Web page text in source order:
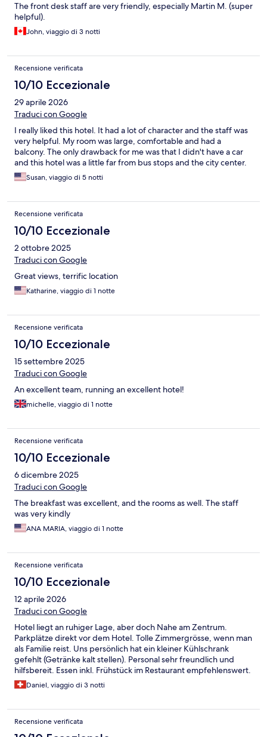
The front desk staff are very friendly, especially Martin M. (super
helpful).
John, viaggio di 3 notti
Recensione verificata
10/10 Eccezionale
29 aprile 2026
Traduci con Google
I really liked this hotel. It had a lot of character and the staff was
very helpful. My room was large, comfortable and had a
balcony. The only drawback for me was that I didn't have a car
and this hotel was a little far from bus stops and the city center.
Susan, viaggio di 5 notti
Recensione verificata
10/10 Eccezionale
2 ottobre 2025
Traduci con Google
Great views, terrific location
Katharine, viaggio di 1 notte
Recensione verificata
10/10 Eccezionale
15 settembre 2025
Traduci con Google
An excellent team, running an excellent hotel!
michelle, viaggio di 1 notte
Recensione verificata
10/10 Eccezionale
6 dicembre 2025
Traduci con Google
The breakfast was excellent, and the rooms as well. The staff
was very kindly
ANA MARIA, viaggio di 1 notte
Recensione verificata
10/10 Eccezionale
12 aprile 2026
Traduci con Google
Hotel liegt an ruhiger Lage, aber doch Nahe am Zentrum.
Parkplätze direkt vor dem Hotel. Tolle Zimmergrösse, wenn man
als Familie reist. Uns persönlich hat ein kleiner Kühlschrank
gefehlt (Getränke kalt stellen). Personal sehr freundlich und
hilfsbereit. Essen inkl. Frühstück im Restaurant empfehlenswert.
Zimmer und Hotel sind sauber. Wir würden es wieder buchen.
Daniel, viaggio di 3 notti
Recensione verificata